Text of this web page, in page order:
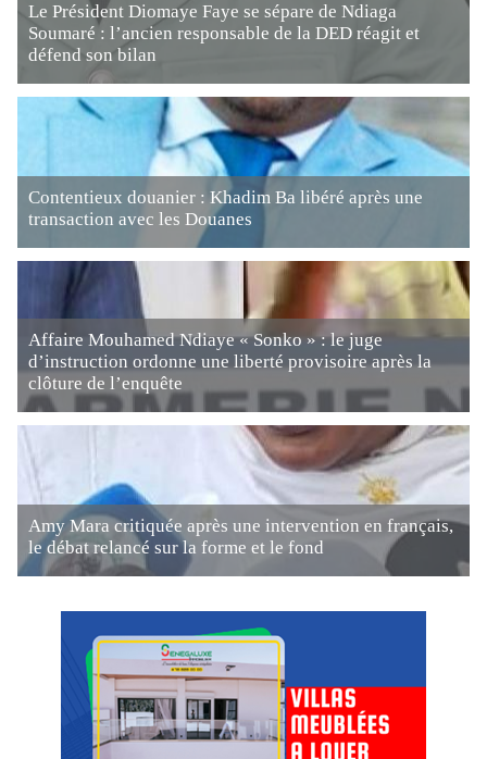
Le Président Diomaye Faye se sépare de Ndiaga
Soumaré : l’ancien responsable de la DED réagit et
défend son bilan
Contentieux douanier : Khadim Ba libéré après une
transaction avec les Douanes
Affaire Mouhamed Ndiaye « Sonko » : le juge
d’instruction ordonne une liberté provisoire après la
clôture de l’enquête
Amy Mara critiquée après une intervention en français,
le débat relancé sur la forme et le fond